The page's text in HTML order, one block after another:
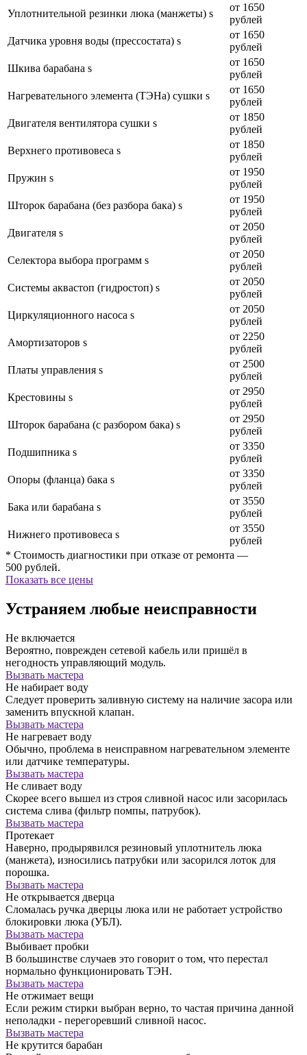
Уплотнительной резинки люка (манжеты) s
от 1650
рублей
Датчика уровня воды (прессостата) s
от 1650
рублей
Шкива барабана s
от 1650
рублей
Нагревательного элемента (ТЭНа) сушки s
от 1650
рублей
Двигателя вентилятора сушки s
от 1850
рублей
Верхнего противовеса s
от 1850
рублей
Пружин s
от 1950
рублей
Шторок барабана (без разбора бака) s
от 1950
рублей
Двигателя s
от 2050
рублей
Селектора выбора программ s
от 2050
рублей
Системы аквастоп (гидростоп) s
от 2050
рублей
Циркуляционного насоса s
от 2050
рублей
Амортизаторов s
от 2250
рублей
Платы управления s
от 2500
рублей
Крестовины s
от 2950
рублей
Шторок барабана (с разбором бака) s
от 2950
рублей
Подшипника s
от 3350
рублей
Опоры (фланца) бака s
от 3350
рублей
Бака или барабана s
от 3550
рублей
Нижнего противовеса s
от 3550
рублей
* Стоимость диагностики при отказе от ремонта —
500 рублей.
Показать все цены
Устраняем любые неисправности
Не включается
Вероятно, поврежден сетевой кабель или пришёл в
негодность управляющий модуль.
Вызвать мастера
Не набирает воду
Следует проверить заливную систему на наличие засора или
заменить впускной клапан.
Вызвать мастера
Не нагревает воду
Обычно, проблема в неисправном нагревательном элементе
или датчике температуры.
Вызвать мастера
Не сливает воду
Скорее всего вышел из строя сливной насос или засорилась
система слива (фильтр помпы, патрубок).
Вызвать мастера
Протекает
Наверно, продырявился резиновый уплотнитель люка
(манжета), износились патрубки или засорился лоток для
порошка.
Вызвать мастера
Не открывается дверца
Сломалась ручка дверцы люка или не работает устройство
блокировки люка (УБЛ).
Вызвать мастера
Выбивает пробки
В большинстве случаев это говорит о том, что перестал
нормально функционировать ТЭН.
Вызвать мастера
Не отжимает вещи
Если режим стирки выбран верно, то частая причина данной
неполадки - перегоревший сливной насос.
Вызвать мастера
Не крутится барабан